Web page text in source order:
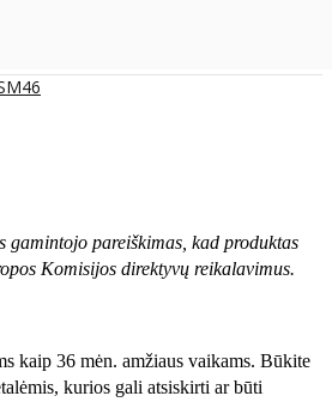
gamintojo pareiškimas, kad produktas
Komisijos direktyvų reikalavimus.
kaip 36 mėn. amžiaus vaikams. Būkite
kurios gali atsiskirti ar būti